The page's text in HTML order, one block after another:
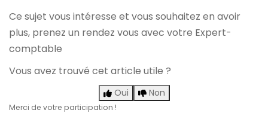
Ce sujet vous intéresse et vous souhaitez en avoir
plus, prenez un rendez vous avec votre Expert-
comptable
Vous avez trouvé cet article utile ?
Oui Non
Merci de votre participation !